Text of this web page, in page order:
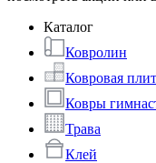
Каталог
Ковролин
Ковровая
Ковры
Трава
Клей